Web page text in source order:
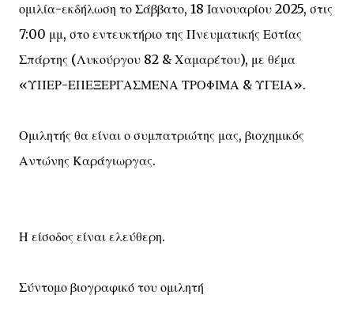
ομιλία-εκδήλωση το Σάββατο, 18 Ιανουαρίου 2025, στις
7:00 μμ, στο εντευκτήριο της Πνευματικής Εστίας
Σπάρτης (Λυκούργου 82 & Χαμαρέτου), με θέμα
«ΥΠΕΡ-ΕΠΕΞΕΡΓΑΣΜΕΝΑ ΤΡΟΦΙΜΑ & ΥΓΕΙΑ».
Ομιλητής θα είναι ο συμπατριώτης μας, βιοχημικός
Αντώνης Καράγιωργας.
Η είσοδος είναι ελεύθερη.
Σύντομο βιογραφικό του ομιλητή